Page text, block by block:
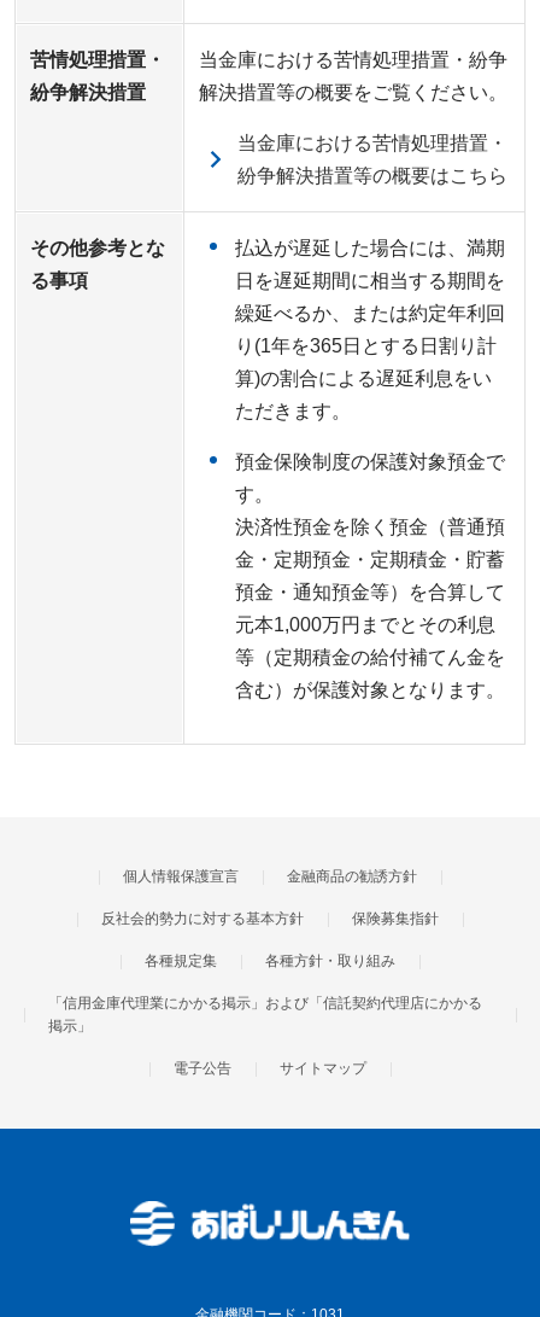
苦情処理措置・
紛争解決措置
当金庫における苦情処理措置・紛争
解決措置等の概要をご覧ください。
当金庫における苦情処理措置・
紛争解決措置等の概要はこちら
その他参考とな
る事項
払込が遅延した場合には、満期
日を遅延期間に相当する期間を
繰延べるか、または約定年利回
り(1年を365日とする日割り計
算)の割合による遅延利息をい
ただきます。
預金保険制度の保護対象預金で
す。
決済性預金を除く預金（普通預
金・定期預金・定期積金・貯蓄
預金・通知預金等）を合算して
元本1,000万円までとその利息
等（定期積金の給付補てん金を
含む）が保護対象となります。
個人情報保護宣言 金融商品の勧誘方針
反社会的勢力に対する基本方針 保険募集指針
各種規定集 各種方針・取り組み
「信用金庫代理業にかかる掲示」および「信託契約代理店にかかる
掲示」
電子公告 サイトマップ